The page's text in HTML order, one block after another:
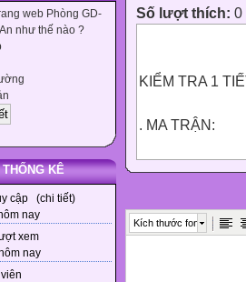
web Phòng GD-
như thế nào ?
THỐNG KÊ
cập (chi tiết)
nay
xem
nay
Số lượt thích: 0
KIỂM TRA 1
. MA TRẬN:
Tên
(nội dung
Mức độ kiến
Kích thước font